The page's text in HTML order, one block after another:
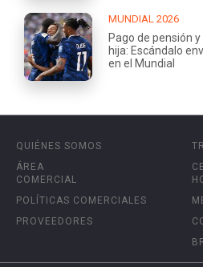
MUNDIAL 2026
Pago de pensión
hija: Escándalo
en el Mundial
QUIÉNES SOMOS
ÁREA
COMERCIAL
POLÍTICAS COMERCIALES
PROVEEDORES